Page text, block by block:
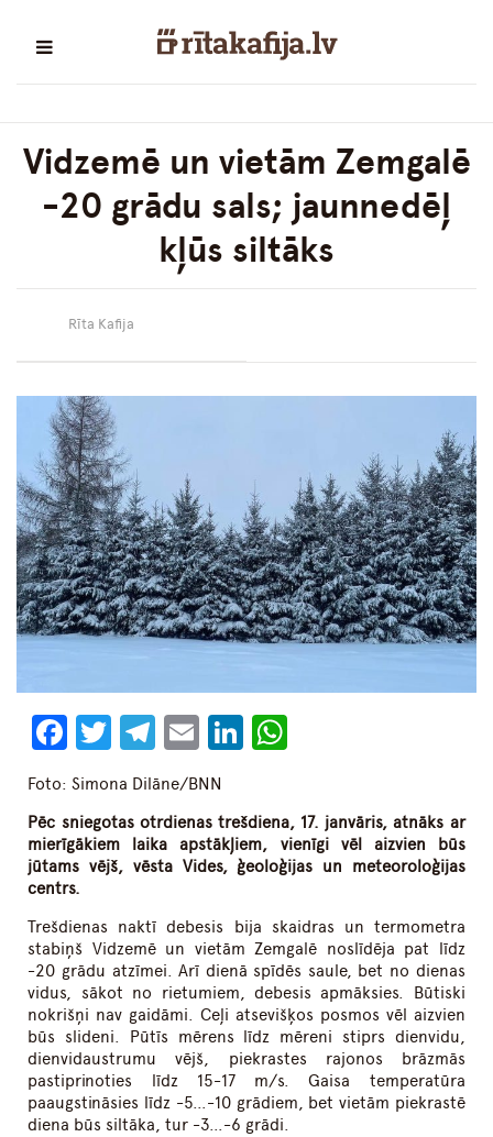
Vidzemē un vietām Zemgalē
-20 grādu sals; jaunnedēļ
kļūs siltāks
Rīta Kafija
Facebook
Twitter
Telegram
EmailLinkedIn
Foto: Simona Dilāne/BNN
Pēc sniegotas otrdienas trešdiena, 17. janvāris, atnāks ar
mierīgākiem laika apstākļiem, vienīgi vēl aizvien būs
jūtams vējš, vēsta Vides, ģeoloģijas un meteoroloģijas
centrs.
Trešdienas naktī debesis bija skaidras un termometra
stabiņš Vidzemē un vietām Zemgalē noslīdēja pat līdz
-20 grādu atzīmei. Arī dienā spīdēs saule, bet no dienas
vidus, sākot no rietumiem, debesis apmāksies. Būtiski
nokrišņi nav gaidāmi. Ceļi atsevišķos posmos vēl aizvien
būs slideni. Pūtīs mērens līdz mēreni stiprs dienvidu,
dienvidaustrumu vējš, piekrastes rajonos brāzmās
pastiprinoties līdz 15-17 m/s. Gaisa temperatūra
paaugstināsies līdz -5…-10 grādiem, bet vietām piekrastē
diena būs siltāka, tur -3…-6 grādi.